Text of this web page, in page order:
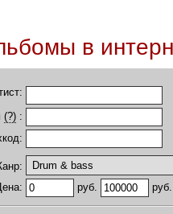
в
(?) :
Цена:
руб. руб.